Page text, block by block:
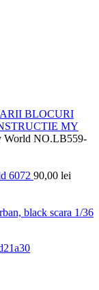
BLOCURI
MY
World NO.LB559-
6072 90,00 lei
black scara 1/36